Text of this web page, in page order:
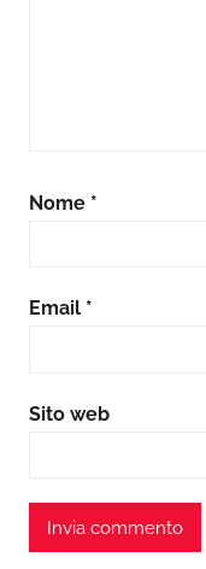
Nome *
Email *
Sito web